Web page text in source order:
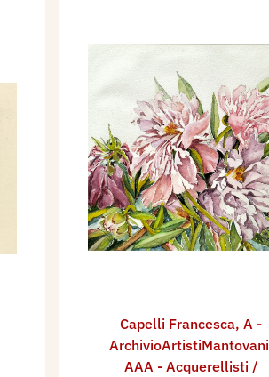
Capelli Francesca, A -
ArchivioArtistiMantovani
AAA - Acquerellisti /